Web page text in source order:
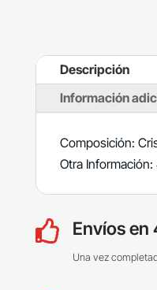
Descripción
Información
Composición:
Otra
 Envíos en
Una vez